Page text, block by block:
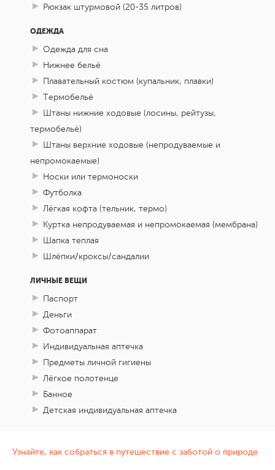
Рюкзак штурмовой (20-35 литров)
ОДЕЖДА
Одежда для сна
Нижнее бельё
Плавательный костюм (купальник, плавки)
Термобельё
Штаны нижние ходовые (лосины, рейтузы,
термобельё)
Штаны верхние ходовые (непродуваемые и
непромокаемые)
Носки или термоноски
Футболка
Лёгкая кофта (тельник, термо)
Куртка непродуваемая и непромокаемая (мембрана)
Шапка теплая
Шлёпки/кроксы/сандалии
ЛИЧНЫЕ ВЕЩИ
Паспорт
Деньги
Фотоаппарат
Индивидуальная аптечка
Предметы личной гигиены
Лёгкое полотенце
Банное
Детская индивидуальная аптечка
Узнайте, как собраться в путешествие с заботой о природе